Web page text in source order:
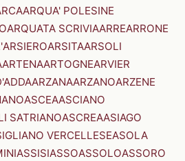
ARQUA' POLESINE
ARQUATA SCRIVIAARREARRONE
ARSIEROARSITAARSOLI
ARTENAARTOGNEARVIER
ARZANAARZANOARZENE
ASCEAASCIANO
SATRIANOASCREAASIAGO
VERCELLESEASOLA
ASSISIASSOASSOLOASSORO